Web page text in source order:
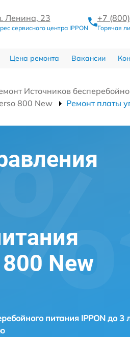
Ленина, 23
сервисного центра IPPON
+7
Горячая
Цена ремонта Вакансии
Источников
800 New
Ремонт платы
New
питания IPPON до 3